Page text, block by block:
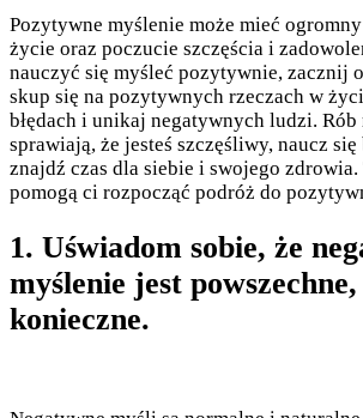
Pozytywne myślenie może mieć ogromny
życie oraz poczucie szczęścia i
nauczyć się myśleć pozytywnie, zacznij
skup się na pozytywnych rzeczach w
błędach i unikaj negatywnych ludzi. Rób
sprawiają, że jesteś szczęśliwy, naucz
znajdź czas dla siebie i swojego
pomogą ci rozpocząć podróż do
1. Uświadom sobie, że
myślenie jest
konieczne.